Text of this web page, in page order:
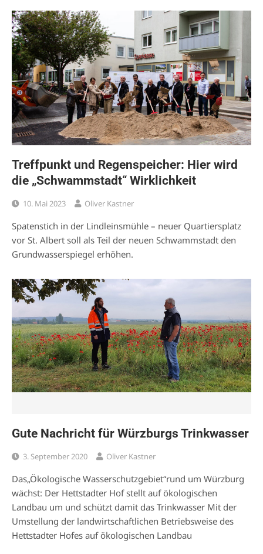
Treffpunkt und Regenspeicher: Hier wird
die „Schwammstadt“ Wirklichkeit
10. Mai 2023 Oliver Kastner
Spatenstich in der Lindleinsmühle – neuer Quartiersplatz
vor St. Albert soll als Teil der neuen Schwammstadt den
Grundwasserspiegel erhöhen.
Gute Nachricht für Würzburgs Trinkwasser
3. September 2020 Oliver Kastner
Das„Ökologische Wasserschutzgebiet“rund um Würzburg
wächst: Der Hettstadter Hof stellt auf ökologischen
Landbau um und schützt damit das Trinkwasser Mit der
Umstellung der landwirtschaftlichen Betriebsweise des
Hettstadter Hofes auf ökologischen Landbau